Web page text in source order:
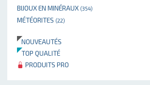
BIJOUX EN MINÉRAUX (354)
MÉTÉORITES (22)
NOUVEAUTÉS
TOP QUALITÉ
PRODUITS PRO